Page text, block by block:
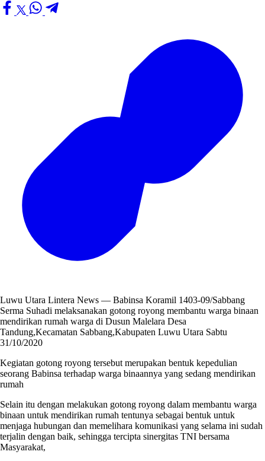
Luwu Utara Lintera News — Babinsa Koramil 1403-09/Sabbang
Serma Suhadi melaksanakan gotong royong membantu warga binaan
mendirikan rumah warga di Dusun Malelara Desa
Tandung,Kecamatan Sabbang,Kabupaten Luwu Utara Sabtu
31/10/2020
Kegiatan gotong royong tersebut merupakan bentuk kepedulian
seorang Babinsa terhadap warga binaannya yang sedang mendirikan
rumah
Selain itu dengan melakukan gotong royong dalam membantu warga
binaan untuk mendirikan rumah tentunya sebagai bentuk untuk
menjaga hubungan dan memelihara komunikasi yang selama ini sudah
terjalin dengan baik, sehingga tercipta sinergitas TNI bersama
Masyarakat,